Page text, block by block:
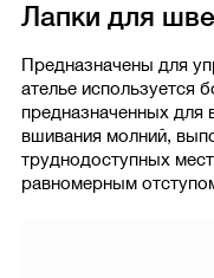
Лапки для
Предназначены для
ателье используется
предназначенных для
вшивания молний,
труднодоступных
равномерным